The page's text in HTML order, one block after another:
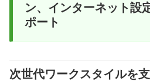
ン、インターネット設
ポート
次世代ワークスタイルを